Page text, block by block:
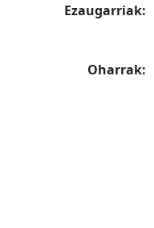
Ezaugarriak:
Oharrak: